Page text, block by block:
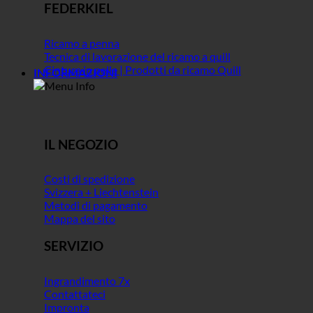
FEDERKIEL
Ricamo a penna
Tecnica di lavorazione del ricamo a quill
Cintura in pelle | Prodotti da ricamo Quill
INFORMAZIONI
IL NEGOZIO
Costi di spedizione
Svizzera + Liechtenstein
Metodi di pagamento
Mappa del sito
SERVIZIO
Ingrandimento 7x
Contattateci
Impronta